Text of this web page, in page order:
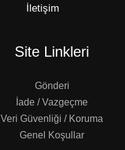
İletişim
Site Linkleri
Gönderi
İade / Vazgeçme
Veri Güvenliği / Koruma
Genel Koşullar